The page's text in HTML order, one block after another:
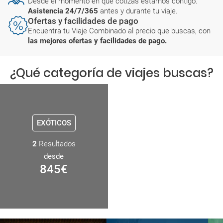
Asistencia 24/7/365 antes y durante tu viaje.
Ofertas y facilidades de pago
Encuentra tu Viaje Combinado al precio que buscas, con
las mejores ofertas y facilidades de pago.
¿Qué categoría de viajes buscas?
EXÓTICOS
2 Resultados
desde
845€